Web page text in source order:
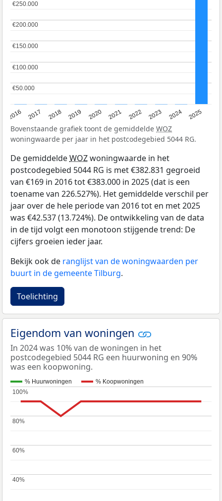
2016 2017 2018 2019 2020 2021 2022 2023 2024 2025
€50.000
€50.000
€100.000
€100.000
€150.000
€150.000
€200.000
€200.000
€250.000
€250.000
Bovenstaande grafiek toont de gemiddelde WOZ
woningwaarde per jaar in het postcodegebied 5044 RG.
De gemiddeldeWOZwoningwaarde in het
postcodegebied 5044 RG is met €382.831 gegroeid
van €169 in 2016 tot €383.000 in 2025 (dat is een
toename van 226.527%). Het gemiddelde verschil per
jaar over de hele periode van 2016 tot en met 2025
was €42.537 (13.724%). De ontwikkeling van de data
in de tijd volgt een monotoon stijgende trend: De
cijfers groeien ieder jaar.
Bekijk ook de ranglijst van de woningwaarden per
buurt in de gemeente Tilburg.
Toelichting
Eigendom van woningen
In 2024 was 10% van de woningen in het
postcodegebied 5044 RG een huurwoning en 90%
was een koopwoning.
% Huurwoningen % Koopwoningen
40%
40%
60%
60%
80%
80%
100%
100%